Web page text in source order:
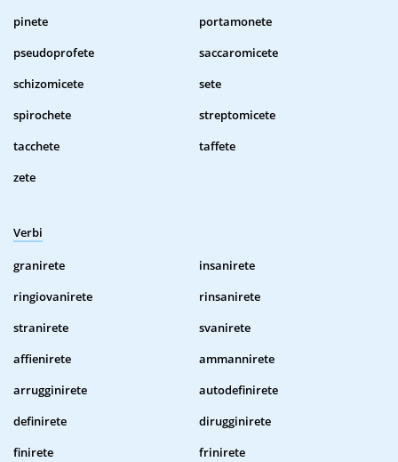
pinete
portamonete
pseudoprofete
saccaromicete
schizomicete
sete
spirochete
streptomicete
tacchete
taffete
zete
Verbi
granirete
insanirete
ringiovanirete
rinsanirete
stranirete
svanirete
affienirete
ammannirete
arrugginirete
autodefinirete
definirete
dirugginirete
finirete
frinirete